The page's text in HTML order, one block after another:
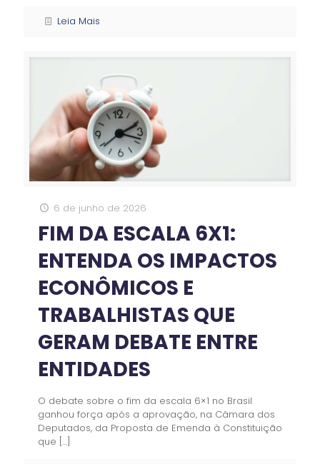
Leia Mais
6 de junho de 2026
FIM DA ESCALA 6X1:
ENTENDA OS IMPACTOS
ECONÔMICOS E
TRABALHISTAS QUE
GERAM DEBATE ENTRE
ENTIDADES
O debate sobre o fim da escala 6×1 no Brasil
ganhou força após a aprovação, na Câmara dos
Deputados, da Proposta de Emenda à Constituição
que […]